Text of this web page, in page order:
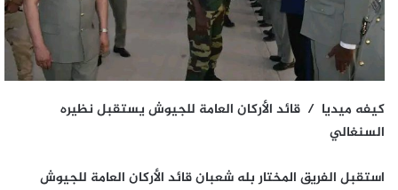
كيفه ميديا / قائد الأركان العامة للجيوش يستقبل نظيره
السنغالي
استقبل الفريق المختار بله شعبان قائد الأركان العامة للجيوش